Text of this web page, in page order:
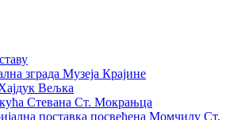
зграда Музеја Крајине
Вељка
Стевана Ст. Мокрањца
поставка посвећена Момчилу Ст.